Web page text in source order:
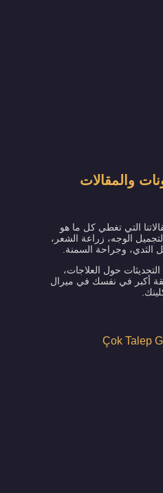
والمقالات
التي تغطي كل ما هو
الوجه، زراعة الشعر،
الثدي، وجراحة السمنة.
حول العلاجات،
أكبر في نفسك في ميرال